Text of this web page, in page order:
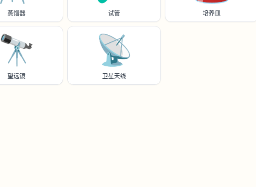
蒸馏器 试管 培养皿
🔭
望远镜
📡
卫星天线